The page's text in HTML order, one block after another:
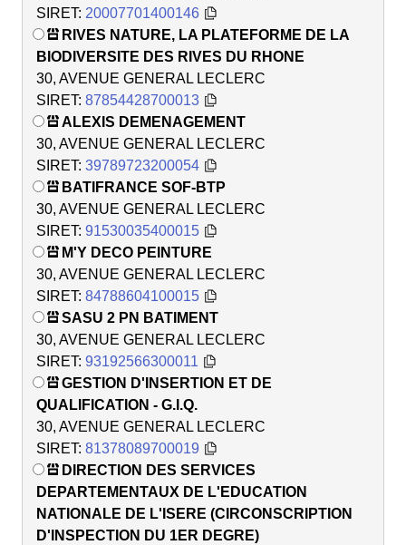
SIRET: 20007701400146
RIVES NATURE, LA PLATEFORME DE LA
BIODIVERSITE DES RIVES DU RHONE
30, AVENUE GENERAL LECLERC
SIRET: 87854428700013
ALEXIS DEMENAGEMENT
30, AVENUE GENERAL LECLERC
SIRET: 39789723200054
BATIFRANCE SOF-BTP
30, AVENUE GENERAL LECLERC
SIRET: 91530035400015
M'Y DECO PEINTURE
30, AVENUE GENERAL LECLERC
SIRET: 84788604100015
SASU 2 PN BATIMENT
30, AVENUE GENERAL LECLERC
SIRET: 93192566300011
GESTION D'INSERTION ET DE
QUALIFICATION - G.I.Q.
30, AVENUE GENERAL LECLERC
SIRET: 81378089700019
DIRECTION DES SERVICES
DEPARTEMENTAUX DE L'EDUCATION
NATIONALE DE L'ISERE (CIRCONSCRIPTION
D'INSPECTION DU 1ER DEGRE)